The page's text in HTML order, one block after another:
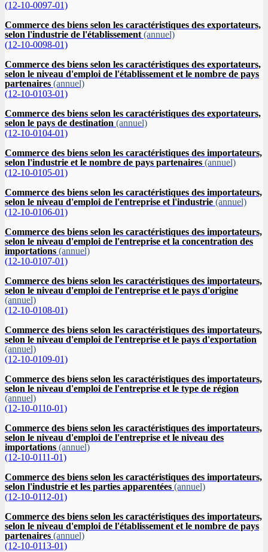
(12-10-0097-01)
Commerce des biens selon les caractéristiques des exportateurs,
selon l'industrie de l'établissement (annuel)
(12-10-0098-01)
Commerce des biens selon les caractéristiques des exportateurs,
selon le niveau d'emploi de l'établissement et le nombre de pays
partenaires (annuel)
(12-10-0103-01)
Commerce des biens selon les caractéristiques des exportateurs,
selon le pays de destination (annuel)
(12-10-0104-01)
Commerce des biens selon les caractéristiques des importateurs,
selon l'industrie et le nombre de pays partenaires (annuel)
(12-10-0105-01)
Commerce des biens selon les caractéristiques des importateurs,
selon le niveau d'emploi de l'entreprise et l'industrie (annuel)
(12-10-0106-01)
Commerce des biens selon les caractéristiques des importateurs,
selon le niveau d'emploi de l'entreprise et la concentration des
importations (annuel)
(12-10-0107-01)
Commerce des biens selon les caractéristiques des importateurs,
selon le niveau d'emploi de l'entreprise et le pays d'origine
(annuel)
(12-10-0108-01)
Commerce des biens selon les caractéristiques des importateurs,
selon le niveau d'emploi de l'entreprise et le pays d'exportation
(annuel)
(12-10-0109-01)
Commerce des biens selon les caractéristiques des importateurs,
selon le niveau d'emploi de l'entreprise et le type de région
(annuel)
(12-10-0110-01)
Commerce des biens selon les caractéristiques des importateurs,
selon le niveau d'emploi de l'entreprise et le niveau des
importations (annuel)
(12-10-0111-01)
Commerce des biens selon les caractéristiques des importateurs,
selon l'industrie et les parties apparentées (annuel)
(12-10-0112-01)
Commerce des biens selon les caractéristiques des importateurs,
selon le niveau d'emploi de l'établissement et le nombre de pays
partenaires (annuel)
(12-10-0113-01)